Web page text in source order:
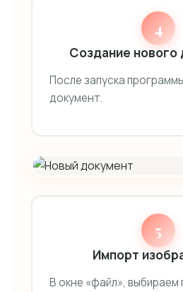
4
Создание нового
После запуска
документ.
5
Импорт
В окне «файл», выбираем